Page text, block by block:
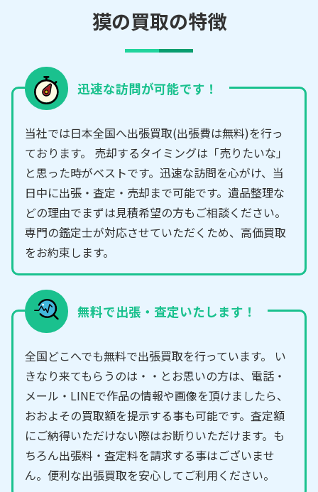
獏の買取の特徴
迅速な訪問が可能です！
当社では日本全国へ出張買取(出張費は無料)を行っ
ております。 売却するタイミングは「売りたいな」
と思った時がベストです。迅速な訪問を心がけ、当
日中に出張・査定・売却まで可能です。遺品整理な
どの理由でまずは見積希望の方もご相談ください。
専門の鑑定士が対応させていただくため、高価買取
をお約束します。
無料で出張・査定いたします！
全国どこへでも無料で出張買取を行っています。 い
きなり来てもらうのは・・とお思いの方は、電話・
メール・LINEで作品の情報や画像を頂けましたら、
おおよその買取額を提示する事も可能です。査定額
にご納得いただけない際はお断りいただけます。も
ちろん出張料・査定料を請求する事はございませ
ん。便利な出張買取を安心してご利用ください。